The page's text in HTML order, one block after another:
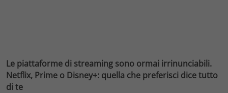
Le piattaforme di streaming sono ormai irrinunciabili.
Netflix, Prime o Disney+: quella che preferisci dice tutto
di te